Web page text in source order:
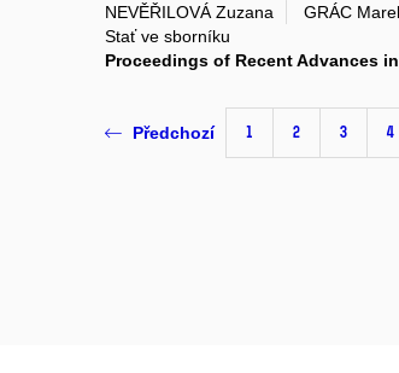
NEVĚŘILOVÁ Zuzana
GRÁC
Stať ve sborníku
Proceedings of Recent Advances
Předchozí 1 2 3 4